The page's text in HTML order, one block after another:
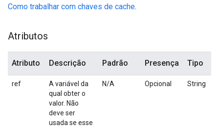
Como trabalhar com chaves de cache.
Atributos
Atributo Descrição Padrão Presença Tipo
ref
A variável da
qual obter o
valor. Não
deve ser
usada se esse
N/A Opcional String